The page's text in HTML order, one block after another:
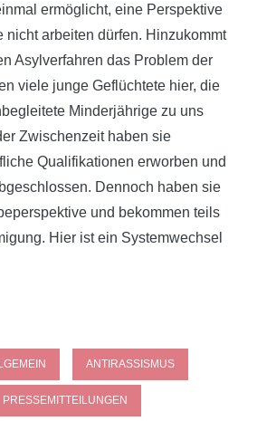
ermöglicht, eine Perspektive
nicht arbeiten dürfen. Hinzukommt
Asylverfahren das Problem der
viele junge Geflüchtete hier, die
Minderjährige zu uns
Zwischenzeit haben sie
Qualifikationen erworben und
Dennoch haben sie
und bekommen teils
Hier ist ein Systemwechsel
ANTIRASSISMUS
PRESSEMITTEILUNGEN